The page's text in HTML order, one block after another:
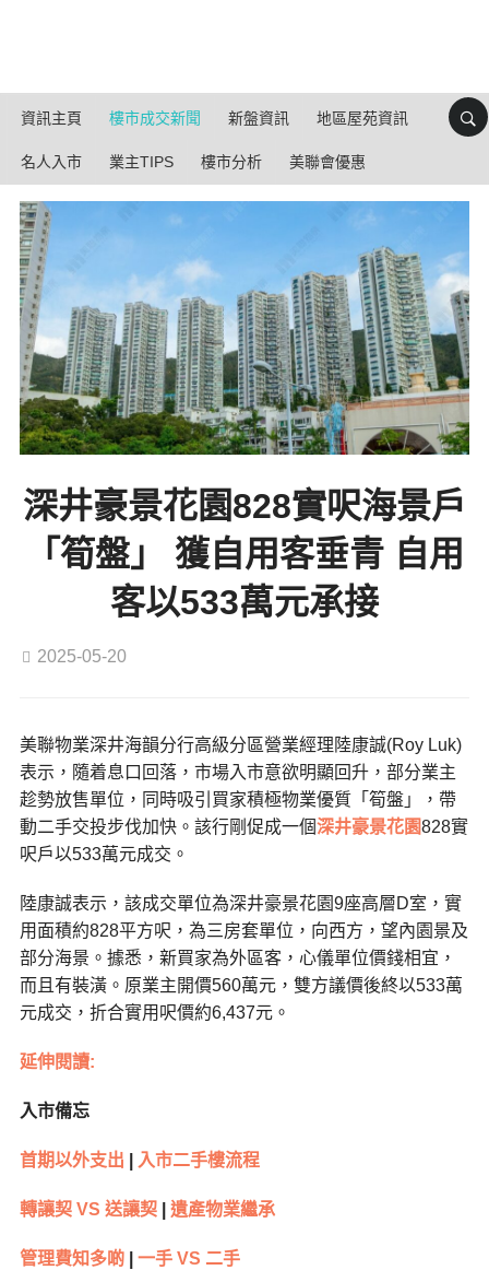
資訊主頁 樓市成交新聞 新盤資訊 地區屋苑資訊
名人入市 業主TIPS 樓市分析 美聯會優惠
深井豪景花園828實呎海景戶
「筍盤」 獲自用客垂青 自用
客以533萬元承接
2025-05-20
美聯物業深井海韻分行高級分區營業經理陸康誠(Roy Luk)
表示，隨着息口回落，市場入市意欲明顯回升，部分業主
趁勢放售單位，同時吸引買家積極物業優質「筍盤」，帶
動二手交投步伐加快。該行剛促成一個深井豪景花園828實
呎戶以533萬元成交。
陸康誠表示，該成交單位為深井豪景花園9座高層D室，實
用面積約828平方呎，為三房套單位，向西方，望內園景及
部分海景。據悉，新買家為外區客，心儀單位價錢相宜，
而且有裝潢。原業主開價560萬元，雙方議價後終以533萬
元成交，折合實用呎價約6,437元。
延伸閱讀:
入市備忘
首期以外支出 入市二手樓流程
轉讓契 VS 送讓契| 遺產物業繼承
管理費知多啲| 一手 VS 二手